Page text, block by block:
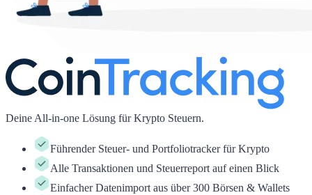
Deine All-in-one Lösung für Krypto Steuern.
Führender Steuer- und Portfoliotracker für Krypto
Alle Transaktionen und Steuerreport auf einen Blick
Einfacher Datenimport aus über 300 Börsen & Wallets